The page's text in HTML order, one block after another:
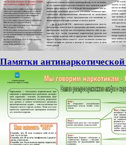
Памятки